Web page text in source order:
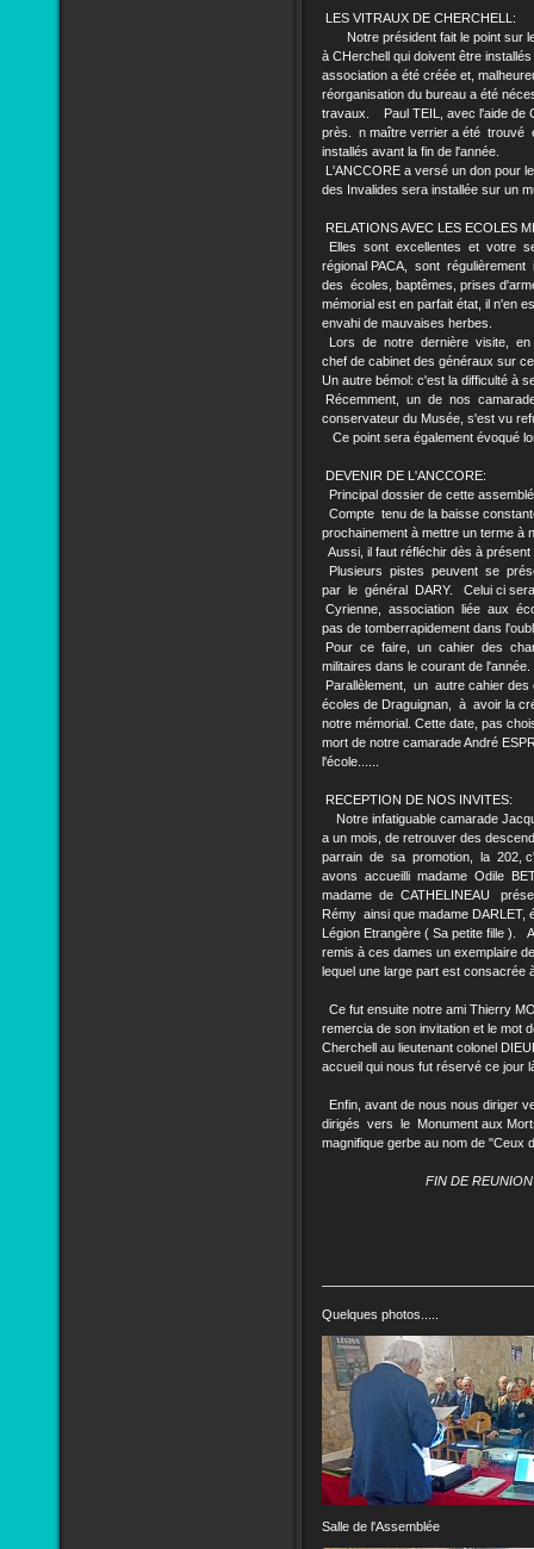
LES VITRAUX DE CHERCHELL:
Notre président fait le point sur
à CHerchell qui doivent être
association a été créée et,
réorganisation du bureau a été
travaux. Paul TEIL, avec l'aide de
près. n maître verrier a été trouvé
installés avant la fin de l'année.
L'ANCCORE a versé un don pour
des Invalides sera installée sur un
RELATIONS AVEC LES ECOLES
Elles sont excellentes et votre
régional PACA, sont
des écoles, baptêmes, prises
mémorial est en parfait état, il n'en
envahi de mauvaises herbes.
Lors de notre dernière visite, en
chef de cabinet des généraux sur
Un autre bémol: c'est la difficulté à
Récemment, un de nos
conservateur du Musée, s'est vu
Ce point sera également évoqué
DEVENIR DE L'ANCCORE:
Principal dossier de cette
Compte tenu de la baisse
prochainement à mettre un terme
Aussi, il faut réfléchir dès à
Plusieurs pistes peuvent se
par le général DARY. Celui ci
Cyrienne, association liée aux
pas de tomberrapidement dans
Pour ce faire, un cahier des
militaires dans le courant de l'année.
Parallèlement, un autre cahier
écoles de Draguignan, à avoir la
notre mémorial. Cette date, pas
mort de notre camarade André
l'école......
RECEPTION DE NOS INVITES:
Notre infatiguable camarade
a un mois, de retrouver des
parrain de sa promotion, la 202,
avons accueilli madame Odile
madame de CATHELINEAU
Rémy ainsi que madame
Légion Etrangère ( Sa petite fille ).
remis à ces dames un exemplaire
lequel une large part est consacrée
Ce fut ensuite notre ami Thierry
remercia de son invitation et le mot
Cherchell au lieutenant colonel
accueil qui nous fut réservé ce jour
Enfin, avant de nous nous diriger
dirigés vers le Monument aux
magnifique gerbe au nom de "Ceux
FIN DE
Quelques photos.....
Salle de l'Assemblée